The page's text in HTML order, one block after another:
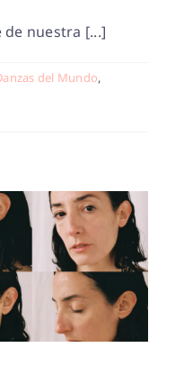
nuestra [...]
del Mundo,